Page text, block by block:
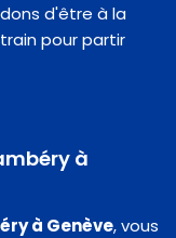
d'être à la
pour partir
à
à Genève, vous